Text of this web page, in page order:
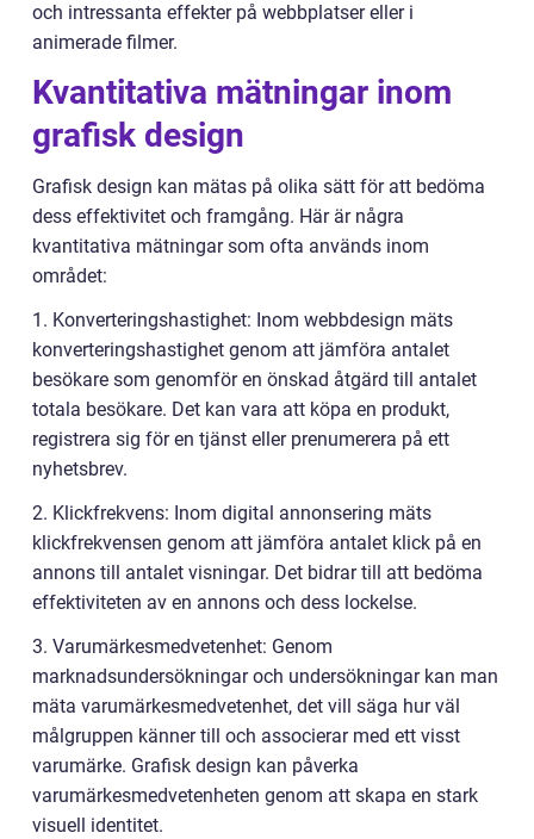
och intressanta effekter på webbplatser eller i
animerade filmer.
Kvantitativa mätningar inom
grafisk design
Grafisk design kan mätas på olika sätt för att bedöma
dess effektivitet och framgång. Här är några
kvantitativa mätningar som ofta används inom
området:
1. Konverteringshastighet: Inom webbdesign mäts
konverteringshastighet genom att jämföra antalet
besökare som genomför en önskad åtgärd till antalet
totala besökare. Det kan vara att köpa en produkt,
registrera sig för en tjänst eller prenumerera på ett
nyhetsbrev.
2. Klickfrekvens: Inom digital annonsering mäts
klickfrekvensen genom att jämföra antalet klick på en
annons till antalet visningar. Det bidrar till att bedöma
effektiviteten av en annons och dess lockelse.
3. Varumärkesmedvetenhet: Genom
marknadsundersökningar och undersökningar kan man
mäta varumärkesmedvetenhet, det vill säga hur väl
målgruppen känner till och associerar med ett visst
varumärke. Grafisk design kan påverka
varumärkesmedvetenheten genom att skapa en stark
visuell identitet.